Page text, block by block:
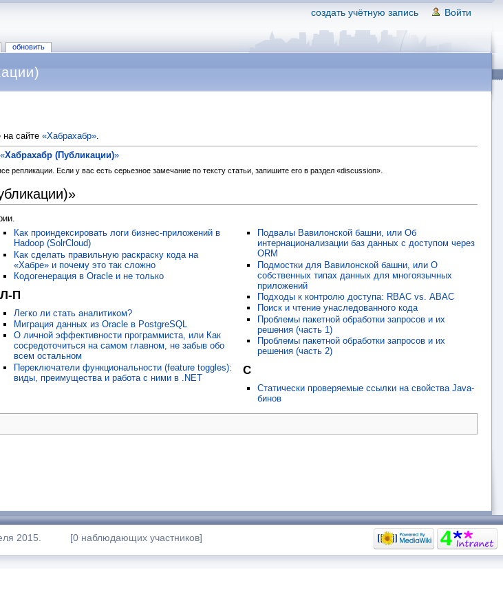
создать учётную запись Войти
обновить
на сайте «Хабрахабр».
Хабрахабр (Публикации)»
Если у вас есть серьезное замечание по тексту статьи, запишите его в раздел «discussion»
Как проиндексировать логи бизнес-приложений в
Hadoop (SolrCloud)
Как сделать правильную раскраску кода на
«Хабре» и почему это так сложно
Кодогенерация в Oracle и не только
Л-П
Легко ли стать аналитиком?
Миграция данных из Oracle в PostgreSQL
О личной эффективности программиста, или Как
сосредоточиться на самом главном, не забыв обо
всем остальном
Переключатели функциональности (feature toggles):
виды, преимущества и работа с ними в .NET
Подвалы Вавилонской башни, или Об
интернационализации баз данных с доступом через
ORM
Подмостки для Вавилонской башни, или О
собственных типах данных для многоязычных
приложений
Подходы к контролю доступа: RBAC vs. ABAC
Поиск и чтение унаследованного кода
Проблемы пакетной обработки запросов и их
решения (часть 1)
Проблемы пакетной обработки запросов и их
решения (часть 2)
С
Статически проверяемые ссылки на свойства Java-
бинов
2015. [0 наблюдающих участников]